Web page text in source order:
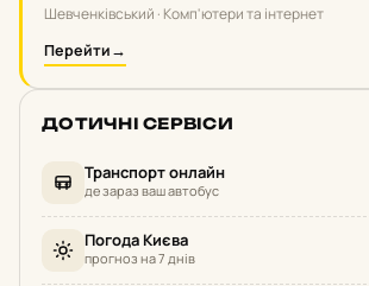
Шевченківський · Комп'ютери та інтернет
Перейти→
ДОТИЧНІ СЕРВІСИ
Транспорт онлайн
де зараз ваш автобус
Погода Києва
прогноз на 7 днів